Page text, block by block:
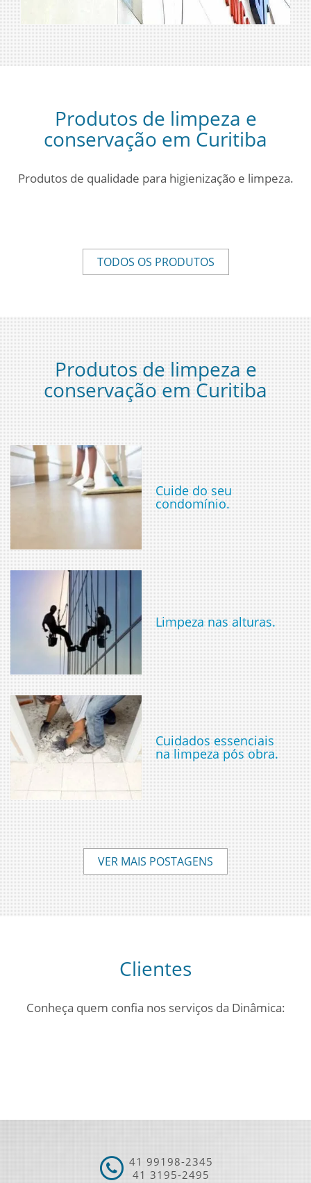
Produtos de limpeza e
conservação em Curitiba
Produtos de qualidade para higienização e limpeza.
TODOS OS PRODUTOS
Produtos de limpeza e
conservação em Curitiba
Cuide do seu
condomínio.
Limpeza nas alturas.
Cuidados essenciais
na limpeza pós obra.
VER MAIS POSTAGENS
Clientes
Conheça quem confia nos serviços da Dinâmica:
41 99198-2345
41 3195-2495